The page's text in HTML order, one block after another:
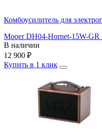
Комбоусилитель для
Mooer DH04-Hornet-15W-GR
В наличии
12 900 ₽
Купить в 1 клик